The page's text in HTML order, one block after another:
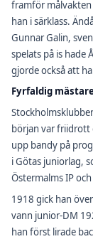
framför målvakten
han i särklass.
Gunnar Galin,
spelats på is hade
gjorde också att
Fyrfaldig
början var friidrott
upp bandy på
i Götas juniorlag,
Östermalms IP
1918 gick han
vann junior-DM
han först lirade